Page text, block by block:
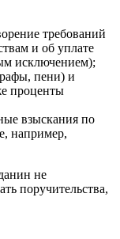
требований
и об уплате
исключением);
пени) и
проценты
взыскания по
например,
не
поручительства,